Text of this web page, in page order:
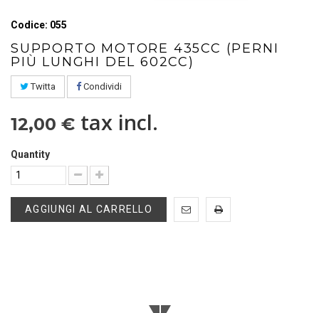
Codice: 055
SUPPORTO MOTORE 435CC (PERNI
PIÙ LUNGHI DEL 602CC)
Twitta Condividi
12,00 € tax incl.
Quantity
AGGIUNGI AL CARRELLO